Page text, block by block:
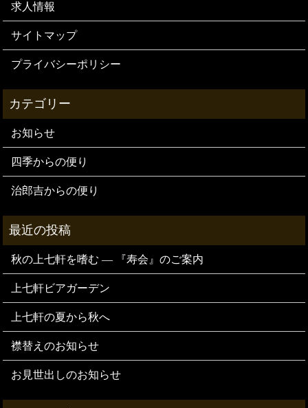
求人情報
サイトマップ
プライバシーポリシー
お知らせ
四季からの便り
治郎吉からの便り
秋の上七軒を嗜む — 『寿会』のご案内
上七軒ビアガーデン
上七軒の夏から秋へ
襟替えのお知らせ
お見世出しのお知らせ